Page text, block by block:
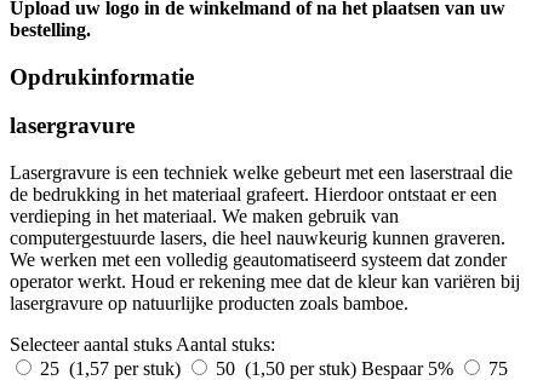
Upload uw logo in de winkelmand of na het plaatsen van uw
bestelling.
Opdrukinformatie
lasergravure
Lasergravure is een techniek welke gebeurt met een laserstraal die
de bedrukking in het materiaal grafeert. Hierdoor ontstaat er een
verdieping in het materiaal. We maken gebruik van
computergestuurde lasers, die heel nauwkeurig kunnen graveren.
We werken met een volledig geautomatiseerd systeem dat zonder
operator werkt. Houd er rekening mee dat de kleur kan variëren bij
lasergravure op natuurlijke producten zoals bamboe.
Selecteer aantal stuks Aantal stuks:
25 (1,57 per stuk)
50 (1,50 per stuk) Bespaar 5%
75